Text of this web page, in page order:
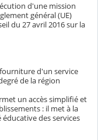
d'une mission
général (UE)
du 27 avril 2016 sur la
d'un service
de la région
un accès simplifié et
: il met à la
des services